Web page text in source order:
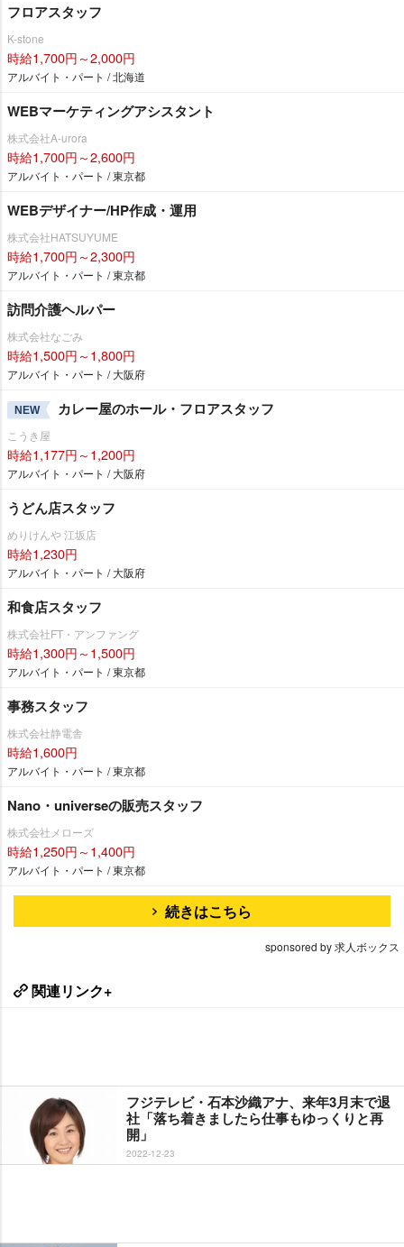
フロアスタッフ
K-stone
時給1,700円～2,000円
アルバイト・パート / 北海道
WEBマーケティングアシスタント
株式会社A-urora
時給1,700円～2,600円
アルバイト・パート / 東京都
WEBデザイナー/HP作成・運用
株式会社HATSUYUME
時給1,700円～2,300円
アルバイト・パート / 東京都
訪問介護ヘルパー
株式会社なごみ
時給1,500円～1,800円
アルバイト・パート / 大阪府
NEW カレー屋のホール・フロアスタッフ
こうき屋
時給1,177円～1,200円
アルバイト・パート / 大阪府
うどん店スタッフ
めりけんや 江坂店
時給1,230円
アルバイト・パート / 大阪府
和食店スタッフ
株式会社FT・アンファング
時給1,300円～1,500円
アルバイト・パート / 東京都
事務スタッフ
株式会社静電舎
時給1,600円
アルバイト・パート / 東京都
Nano・universeの販売スタッフ
株式会社メローズ
時給1,250円～1,400円
アルバイト・パート / 東京都
続きはこちら
sponsored by 求人ボックス
関連リンク+
フジテレビ・石本沙織アナ、来年3月末で退
社「落ち着きましたら仕事もゆっくりと再
開」
2022-12-23